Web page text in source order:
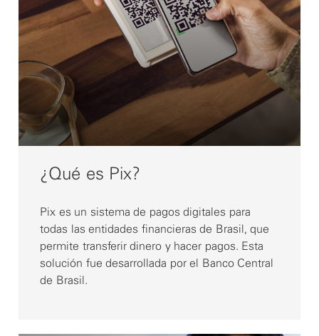
¿Qué es Pix?
Pix es un sistema de pagos digitales para
todas las entidades financieras de Brasil, que
permite transferir dinero y hacer pagos. Esta
solución fue desarrollada por el Banco Central
de Brasil.